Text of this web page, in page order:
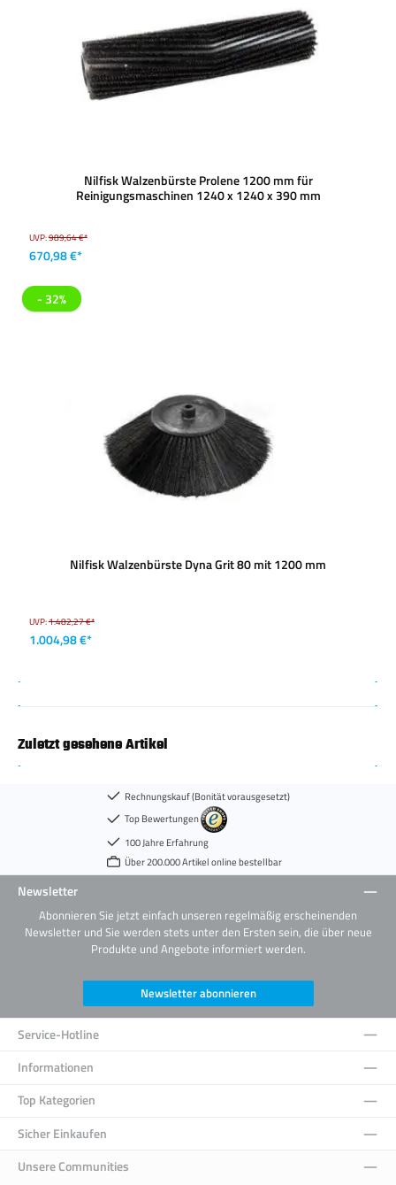
Nilfisk Walzenbürste Prolene 1200 mm für
Reinigungsmaschinen 1240 x 1240 x 390 mm
UVP:989,64 €*
670,98 €*
- 32%
Nilfisk Walzenbürste Dyna Grit 80 mit 1200 mm
UVP:1.482,27 €*
1.004,98 €*
Zuletzt gesehene Artikel
Rechnungskauf (Bonität vorausgesetzt)
Top Bewertungen
100 Jahre Erfahrung
Über 200.000 Artikel online bestellbar
Newsletter
Abonnieren Sie jetzt einfach unseren regelmäßig erscheinenden
Newsletter und Sie werden stets unter den Ersten sein, die über neue
Produkte und Angebote informiert werden.
Newsletter abonnieren
Service-Hotline
Informationen
Top Kategorien
Sicher Einkaufen
Unsere Communities